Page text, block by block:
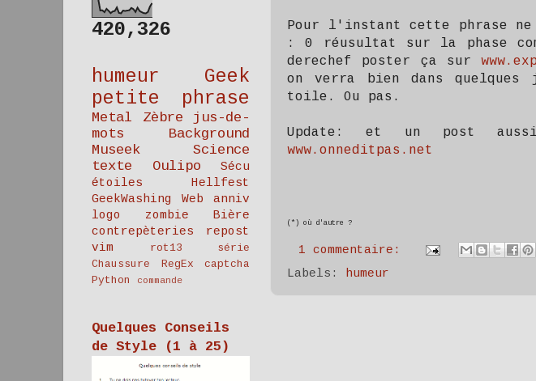
Pour l'instant cette phrase ne
: 0 réusultat sur la phase
derechef poster ça sur
on verra bien dans
toile. Ou pas.
Update: et un post
www.onneditpas.net
(*) où d'autre ?
1 commentaire:
Labels:
humeur
420,326
humeur
Geek
petite phrase
Metal Zèbre
jus-de-
mots
Background
Museek
Science
texte
Oulipo
Sécu
étoiles
Hellfest
GeekWashing
Web
anniv
logo
zombie
Bière
contrepèteries
repost
vim
rot13
série
Chaussure
RegEx
captcha
Python
commande
Quelques Conseils
de Style (1 à 25)